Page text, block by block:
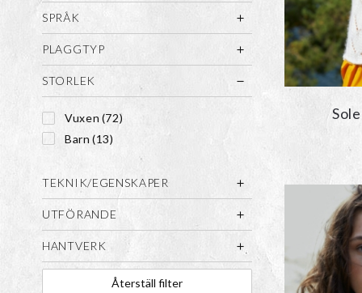
SPRÅK
PLAGGTYP
STORLEK
Vuxen (72)
Barn (13)
TEKNIK/EGENSKAPER
UTFÖRANDE
HANTVERK
Återställ filter